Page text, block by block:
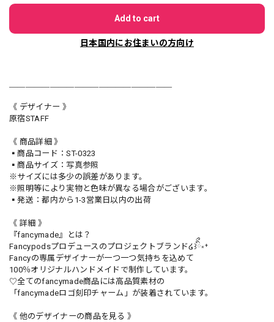
Add to cart
日本国内にお住まいの方向け
《 デザイナー 》
原宿STAFF
《 商品詳細 》
▪️商品コード：ST-0323
▪️商品サイズ：写真参照
※サイズには多少の誤差があります。
※照明等により実物と色味が異なる場合がございます。
▪️発送：都内から1-3営業日以内の出荷
《 詳細 》
『fancymade』とは？
Fancypodsプロデュースのプロジェクトブランド໒꒱ིྀ༝⁺
Fancyの専属デザイナーが一つ一つ気持ちを込めて
100％オリジナルハンドメイドで制作しています。
♡全てのfancymade商品には高品質素材の
「fancymadeロゴ刻印チャーム」が装着されています。
《 他のデザイナーの商品を見る 》